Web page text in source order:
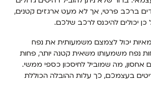
ברכב פרטי, אך לא מעט ארגזים קטנים,
כן יכולים להיכנס לרכב שלכם.
יכול לצמצם משמעותית את נפח
נפח משמעותו משאית קטנה יותר, פחות
אחסון, מה שמוביל לחיסכון כספי ממשי.
בעצמכם, כך עלות ההובלה הכוללת